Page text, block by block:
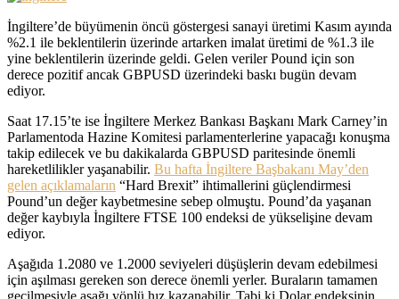
İngiltere’de büyümenin öncü göstergesi sanayi üretimi Kasım ayında
%2.1 ile beklentilerin üzerinde artarken imalat üretimi de %1.3 ile
yine beklentilerin üzerinde geldi. Gelen veriler Pound için son
derece pozitif ancak GBPUSD üzerindeki baskı bugün devam
ediyor.
Saat 17.15’te ise İngiltere Merkez Bankası Başkanı Mark Carney’in
Parlamentoda Hazine Komitesi parlamenterlerine yapacağı konuşma
takip edilecek ve bu dakikalarda GBPUSD paritesinde önemli
hareketlilikler yaşanabilir. Bu hafta İngiltere Başbakanı May’den
gelen açıklamaların “Hard Brexit” ihtimallerini güçlendirmesi
Pound’un değer kaybetmesine sebep olmuştu. Pound’da yaşanan
değer kaybıyla İngiltere FTSE 100 endeksi de yükselişine devam
ediyor.
Aşağıda 1.2080 ve 1.2000 seviyeleri düşüşlerin devam edebilmesi
için aşılması gereken son derece önemli yerler. Buraların tamamen
geçilmesiyle aşağı yönlü hız kazanabilir. Tabi ki Dolar endeksinin